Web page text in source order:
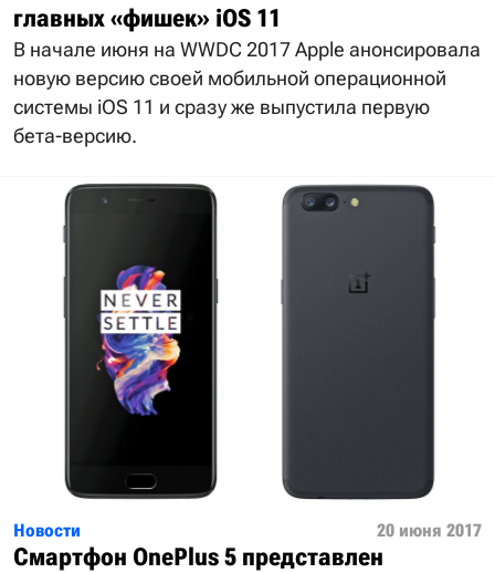
главных «фишек» iOS 11
В начале июня на WWDC 2017 Apple анонсировала
новую версию своей мобильной операционной
системы iOS 11 и сразу же выпустила первую
бета-версию.
Новости 20 июня 2017
Смартфон OnePlus 5 представлен